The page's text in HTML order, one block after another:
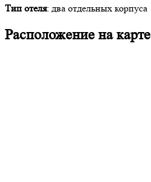
Тип отеля: два отдельных корпуса
Расположение на карте